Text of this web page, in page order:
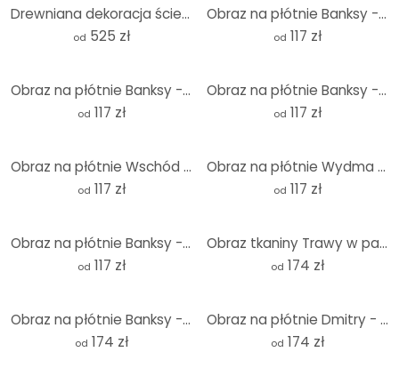
Drewniana dekoracja ścienna, drzewo XXL, topola, 84 szt.
od 525 zł
Obraz na płótnie Banksy - Kolorowy deszcz
od 117 zł
Obraz na płótnie Banksy - Życie jest krótkie
od 117 zł
Obraz na płótnie Banksy - Miotacz kwiatów
od 117 zł
Obraz na płótnie Wschód słońca pokryty gołębiami - Kværnstrøm
od 117 zł
Obraz na płótnie Wydma na plaży o zachodzie słońca
od 117 zł
Obraz na płótnie Banksy - Dziewczynka z balonem
od 117 zł
Obraz tkaniny Trawy w pastelowych kolorach - Panorama - Treechild
od 174 zł
Obraz na płótnie Banksy - Dziewczynka z balonem - Panorama
od 174 zł
Obraz na płótnie Dmitry - Historia kropli wody - Panorama
od 174 zł